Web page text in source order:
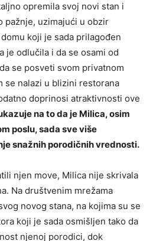
opremila svoj novi stan i
pažnje, uzimajući u obzir
koji je sada prilagođen
je odlučila i da se osami od
se posveti svom privatnom
se nalazi u blizini restorana
doprinosi atraktivnosti ove
na to da je Milica, osim
poslu, sada sve više
snažnih porodičnih vrednosti.
njen move, Milica nije skrivala
Na društvenim mrežama
novog stana, na kojima su se
koji je sada osmišljen tako da
njenoj porodici, dok